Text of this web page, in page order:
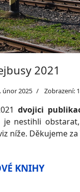
2021
únor 2025 Zobrazení:
dvojici
nestihli
níže. Děkujeme za
KNIHY